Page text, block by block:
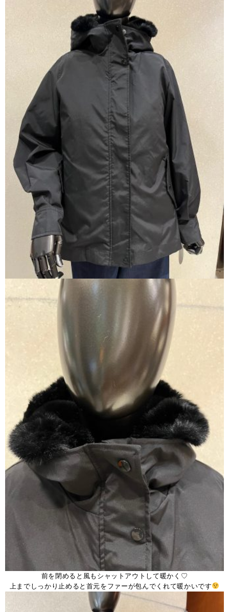
前を閉めると風もシャットアウトして暖かく♡
上までしっかり止めると首元をファーが包んでくれて暖かいです